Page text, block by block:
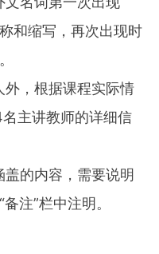
和缩写，再次出现时
，根据课程实际情
主讲教师的详细信
的内容，需要说明
注”栏中注明。